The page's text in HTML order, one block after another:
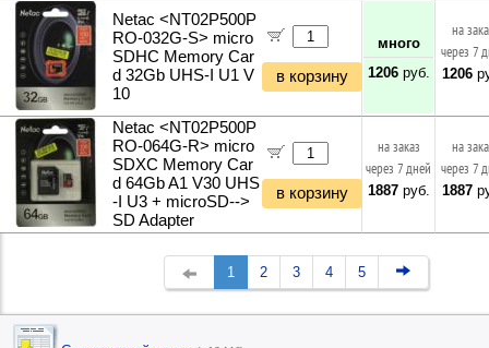
Netac <NT02P500P
RO-032G-S> micro
SDHC Memory Car
d 32Gb UHS-I U1 V
10
в корзину
много
1206руб.
на
через 7
1206
Netac <NT02P500P
RO-064G-R> micro
SDXC Memory Car
d 64Gb A1 V30 UHS
-I U3 + microSD-->
SD Adapter
в корзину
на заказ
через 7 дней
1887руб.
на
через 7
1887
1 2 3 4 5